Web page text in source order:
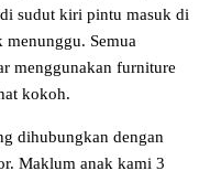
sudut kiri pintu masuk di
menunggu. Semua
menggunakan furniture
kokoh.
dihubungkan dengan
Maklum anak kami 3